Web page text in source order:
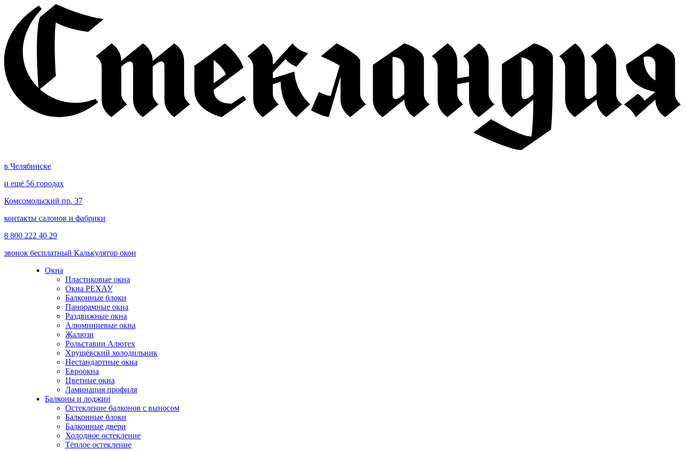
в Челябинске
и ещё 56 городах
Комсомольский пр. 37
контакты салонов и фабрики
8 800 222 40 29
звонок бесплатный Калькулятор окон
Окна
Пластиковые окна
Окна РЕХАУ
Балконные блоки
Панорамные окна
Раздвижные окна
Алюминиевые окна
Жалюзи
Рольставни Алютех
Хрущёвский холодильник
Нестандартные окна
Евроокна
Цветные окна
Ламинация профиля
Балконы и лоджии
Остекление балконов с выносом
Балконные блоки
Балконные двери
Холодное остекление
Тёплое остекление